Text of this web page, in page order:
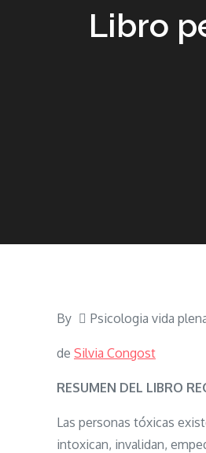
Libro
By Psicologia vida
de Silvia Congost
RESUMEN DEL LIBRO
Las personas tóxicas
intoxican, invalidan,